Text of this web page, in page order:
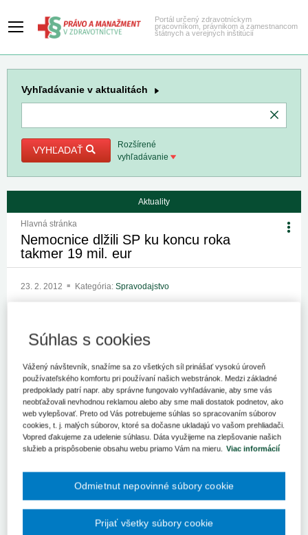
Portál určený zdravotníckym
pracovníkom, právnikom a zamestnancom
štátnych a verejných inštitúcií
Vyhľadávanie v aktualitách
VYHĽADAŤ
Rozšírené
vyhľadávanie
Aktuality
Hlavná stránka
Nemocnice dlžili SP ku koncu roka
takmer 19 mil. eur
23. 2. 2012 Kategória: Spravodajstvo
uskutočnilo koncom uplynulého roku.
BRATISLAVA 23. februára (SITA) - Celkový objem pohľadávok
Sociálnej poisťovne (SP) voči zdravotníckym zariadeniam dosiahol
ku koncu minulého roku 18,811 mil. eur. Oproti koncu júna 2011 to
predstavuje zníženie o 43,56 mil. eur. Medzimesačne pohľadávky
klesli o 117,8 tis. eur. Vyplýva to z informácie o vývoji pohľadávok,
ktorou by sa v blízkej budúcnosti mala zaoberať vláda. Pod
zníženie dlhu sa podpísalo oddlženie nemocníc, ktoré sa
uskutočnilo koncom uplynulého roku. Sociálna poisťovňa ku koncu
tri v pôsobnosti Ministerstva zdravotníctva SR a 14
transformovaných.
Pohľadávky voči zariadeniam v pôsobnosti rezortu zdravotníctva
sa podľa zverejnených údajov vyšplhali ku koncu vlaňajšieho roku
Súhlas s cookies
Vážený návštevník, snažíme sa zo všetkých síl prinášať vysokú úroveň
používateľského komfortu pri používaní našich webstránok. Medzi základné
predpoklady patrí napr. aby správne fungovalo vyhľadávanie, aby sme vás
neobťažovali nevhodnou reklamou alebo aby sme mali dostatok podnetov, ako
web vylepšovať. Preto od Vás potrebujeme súhlas so spracovaním súborov
cookies, t. j. malých súborov, ktoré sa dočasne ukladajú vo vašom prehliadači.
Vopred ďakujeme za udelenie súhlasu. Dáta využijeme na zlepšovanie našich
služieb a prispôsobenie obsahu webu priamo Vám na mieru.
Viac informácií
Odmietnut nepovinné súbory cookie
Prijať všetky súbory cookie